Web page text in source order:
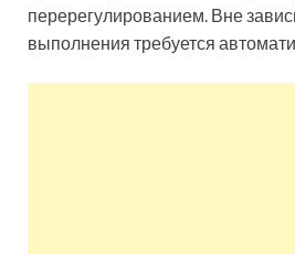
перерегулированием. Вне
выполнения требуется